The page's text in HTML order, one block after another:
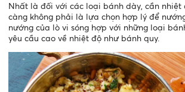
Nhất là đối với các loại bánh dày, cần nhiệt
càng không phải là lựa chọn hợp lý để
nướng của lò vi sóng hợp với những loại
yêu cầu cao về nhiệt độ như bánh quy.